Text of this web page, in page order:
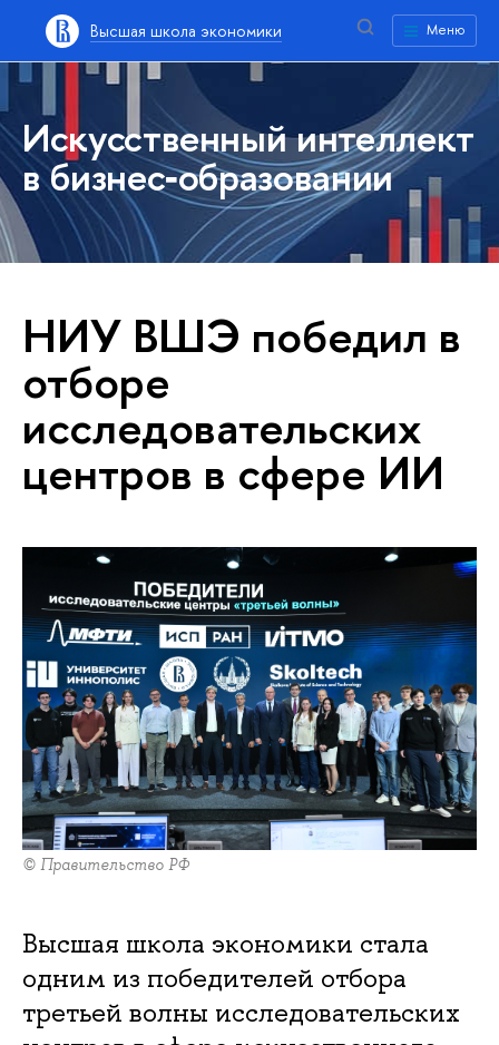
Высшая школа экономики Меню
Искусственный интеллект
в бизнес‑образовании
НИУ ВШЭ победил в
отборе
исследовательских
центров в сфере ИИ
© Правительство РФ
Высшая школа экономики стала
одним из победителей отбора
третьей волны исследовательских